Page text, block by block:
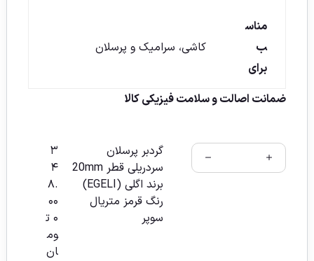
مناس
ب
برای
کاشی، سرامیک و پرسلان
ضمانت اصالت و سلامت فیزیکی کالا
گردبر پرسلان
سردریلی قطر 20mm
برند اگلی (EGELI)
رنگ قرمز متریال
سوپر
۳
۴
۸.
۰۰
۰ ت
وم
ان